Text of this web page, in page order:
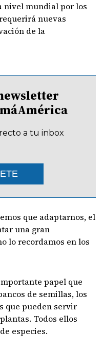
nivel mundial por los
nuevas
de la
a tu inbox
que adaptarnos, el
una gran
lo recordamos en los
papel que
de semillas, los
que pueden servir
Todos ellos
especies.